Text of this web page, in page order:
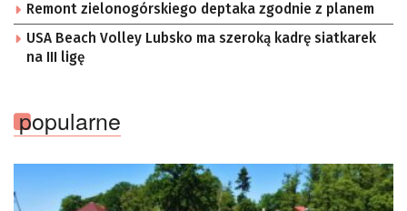
Remont zielonogórskiego deptaka zgodnie z planem
USA Beach Volley Lubsko ma szeroką kadrę siatkarek
na III ligę
popularne